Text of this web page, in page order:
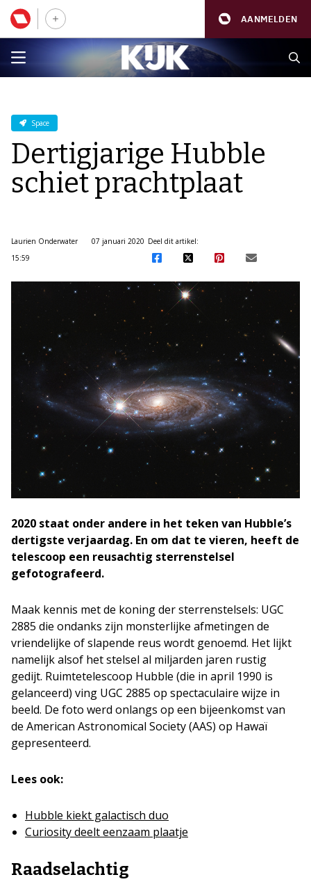
AANMELDEN
Space
Dertigjarige Hubble
schiet prachtplaat
Laurien Onderwater
07 januari 2020
15:59
Deel dit artikel:
2020 staat onder andere in het teken van Hubble’s
dertigste verjaardag. En om dat te vieren, heeft de
telescoop een reusachtig sterrenstelsel
gefotografeerd.
Maak kennis met de koning der sterrenstelsels: UGC
2885 die ondanks zijn monsterlijke afmetingen de
vriendelijke of slapende reus wordt genoemd. Het lijkt
namelijk alsof het stelsel al miljarden jaren rustig
gedijt. Ruimtetelescoop Hubble (die in april 1990 is
gelanceerd) ving UGC 2885 op spectaculaire wijze in
beeld. De foto werd onlangs op een bijeenkomst van
de American Astronomical Society (AAS) op Hawaï
gepresenteerd.
Lees ook:
Hubble kiekt galactisch duo
Curiosity deelt eenzaam plaatje
Raadselachtig